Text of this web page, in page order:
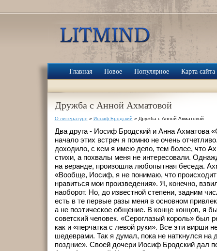
Главная Новое Популярное Карта сайта
Дружба с Анной Ахматовой
О литературе » Иосиф Бродский » Дружба с Анной Ахматовой
Два друга - Иосиф Бродский и Анна Ахматова
начало этих встреч я помню не очень
доходило, с кем я имею дело, тем более, что
стихи, а похвалы меня не интересовали.
на веранде, произошла любопытная беседа.
«Вообще, Иосиф, я не понимаю, что
нравиться мои произведения». Я, конечно,
наоборот. Но, до известной степени, задним
есть в те первые разы меня в основном
а не поэтическое общение. В конце концов, я
советский человек. «Сероглазый король» был
как и «перчатка с левой руки». Все эти вирши
шедеврами. Так я думал, пока не наткнулся на
поздние». Своей дочери Иосиф Бродский дал